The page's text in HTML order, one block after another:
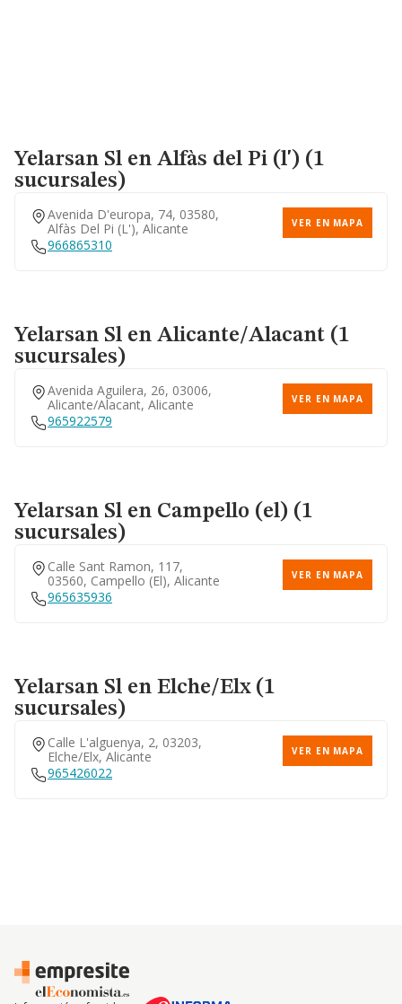
Yelarsan Sl en Alfàs del Pi (l') (1
sucursales)
Avenida D'europa, 74, 03580,
Alfàs Del Pi (l'), Alicante
VER EN MAPA
966865310
Yelarsan Sl en Alicante/Alacant (1
sucursales)
Avenida Aguilera, 26, 03006,
Alicante/alacant, Alicante
VER EN MAPA
965922579
Yelarsan Sl en Campello (el) (1
sucursales)
Calle Sant Ramon, 117,
03560, Campello (el), Alicante
VER EN MAPA
965635936
Yelarsan Sl en Elche/Elx (1
sucursales)
Calle L'alguenya, 2, 03203,
Elche/elx, Alicante
VER EN MAPA
965426022